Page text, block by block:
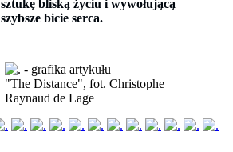
sztukę bliską życiu i wywołującą
szybsze bicie serca.
"The Distance", fot. Christophe
Raynaud de Lage